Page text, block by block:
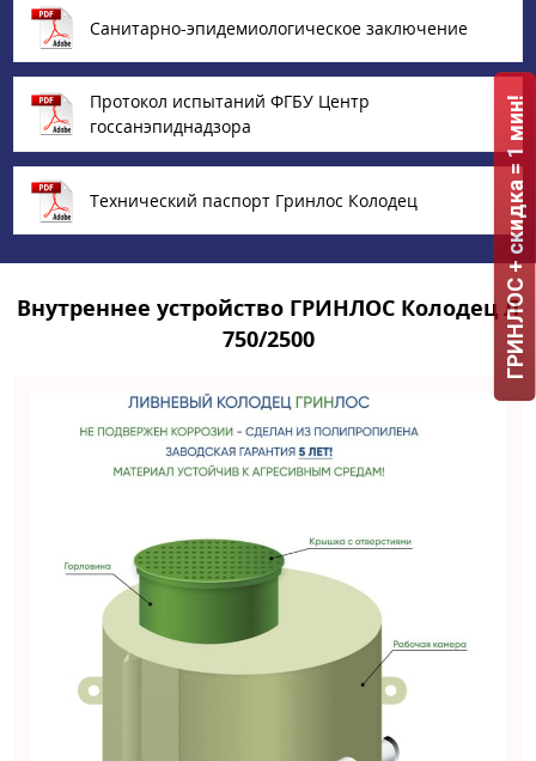
Санитарно-эпидемиологическое заключение
Протокол испытаний ФГБУ Центр
госсанэпиднадзора
Технический паспорт Гринлос Колодец
Внутреннее устройство ГРИНЛОС Колодец Л
750/2500
ГРИНЛОС + скидка = 1 мин!